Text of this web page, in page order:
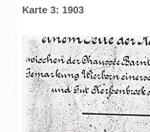
Karte 3: 1903